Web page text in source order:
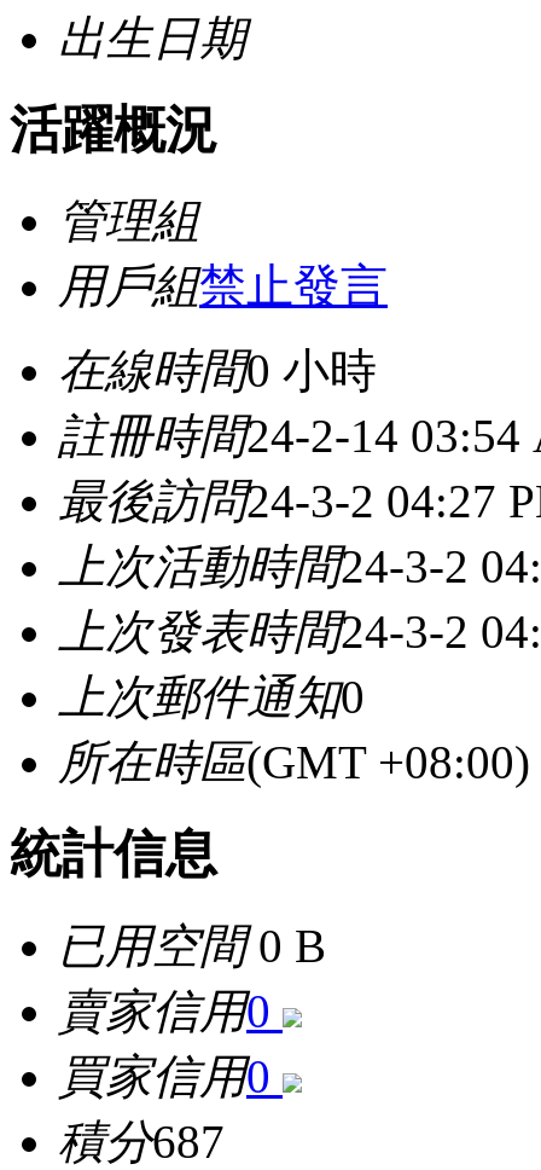
出生日期
活躍概況
管理組
用戶組禁止發言
在線時間0 小時
註冊時間24-2-14 03:54
最後訪問24-3-2 04:27
上次活動時間24-3-2
上次發表時間24-3-2
上次郵件通知0
所在時區(GMT
統計信息
已用空間0 B
賣家信用0
買家信用0
積分687